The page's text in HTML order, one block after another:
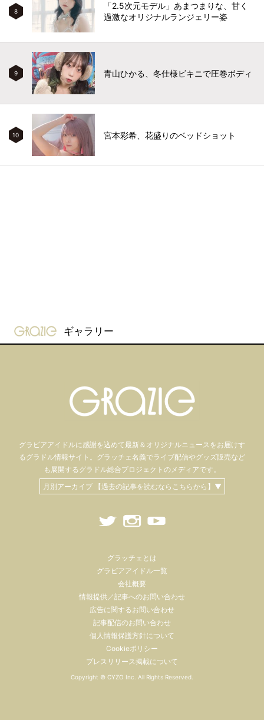
8
「2.5次元モデル」あまつまりな、甘く
過激なオリジナルランジェリー姿
9 青山ひかる、冬仕様ビキニで圧巻ボディ
10 宮本彩希、花盛りのベッドショット
gravure-grazie
ギャラリー
グラビアアイドルに感謝を込めて最新＆オリジナルニュースをお届けす
るグラドル情報サイト。 グラッチェ名義でライブ配信やグッズ販売など
も 展開するグラドル総合プロジェクトのメディアです。
月別アーカイブ 【過去の記事を読むならこちらから】▼
グラッチェとは
グラビアアイドル一覧
会社概要
情報提供／記事へのお問い合わせ
広告に関するお問い合わせ
記事配信のお問い合わせ
個人情報保護方針について
Cookieポリシー
プレスリリース掲載について
Copyright © CYZO Inc. All Rights Reserved.